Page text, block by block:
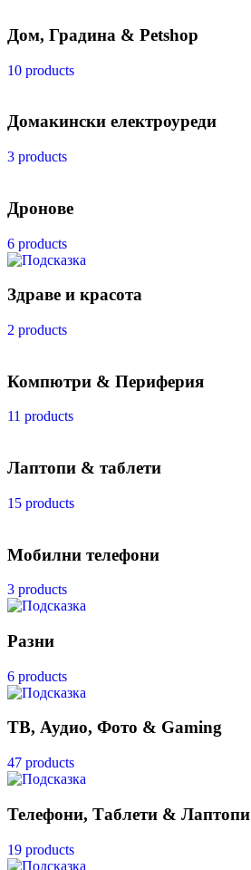
Дом, Градина & Petshop
10 products
Домакински електроуреди
3 products
Дронове
6 products
Здраве и красота
2 products
Компютри & Периферия
11 products
Лаптопи & таблети
15 products
Мобилни телефони
3 products
Разни
6 products
ТВ, Аудио, Фото & Gaming
47 products
Телефони, Таблети & Лаптопи
19 products